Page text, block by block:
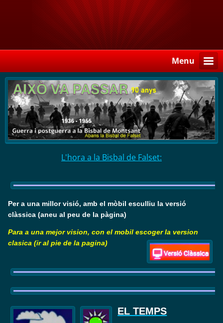
Menu
L'hora a la Bisbal de Falset:
Per a una millor visió, amb el mòbil esculliu la versió
clàssica (aneu al peu de la pàgina)
Para a una mejor vision, con el mobil escoger la version
clasica (ir al pie de la pagina)
EL TEMPS